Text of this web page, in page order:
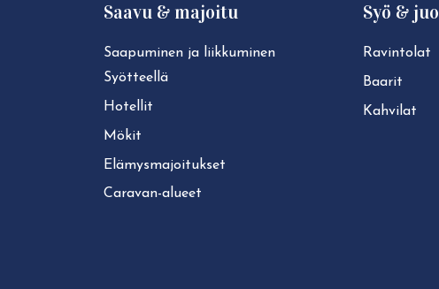
Saavu & majoitu
Saapuminen ja liikkuminen
Syötteellä
Hotellit
Mökit
Elä­mys­ma­joi­tuk­set
Caravan-alueet
Syö & juo
Ravintolat
Baarit
Kahvilat